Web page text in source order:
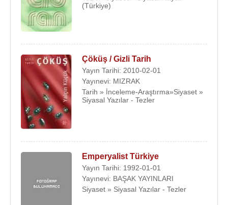
(Türkiye)
Çöküş / Gizli Tarih
Yayın Tarihi: 2010-02-01
Yayınevi: MIZRAK
Tarih » İnceleme-Araştırma»Siyaset »
Siyasal Yazılar - Tezler
Emperyalist Türkiye
Yayın Tarihi: 1992-01-01
Yayınevi: BAŞAK YAYINLARI
Siyaset » Siyasal Yazılar - Tezler